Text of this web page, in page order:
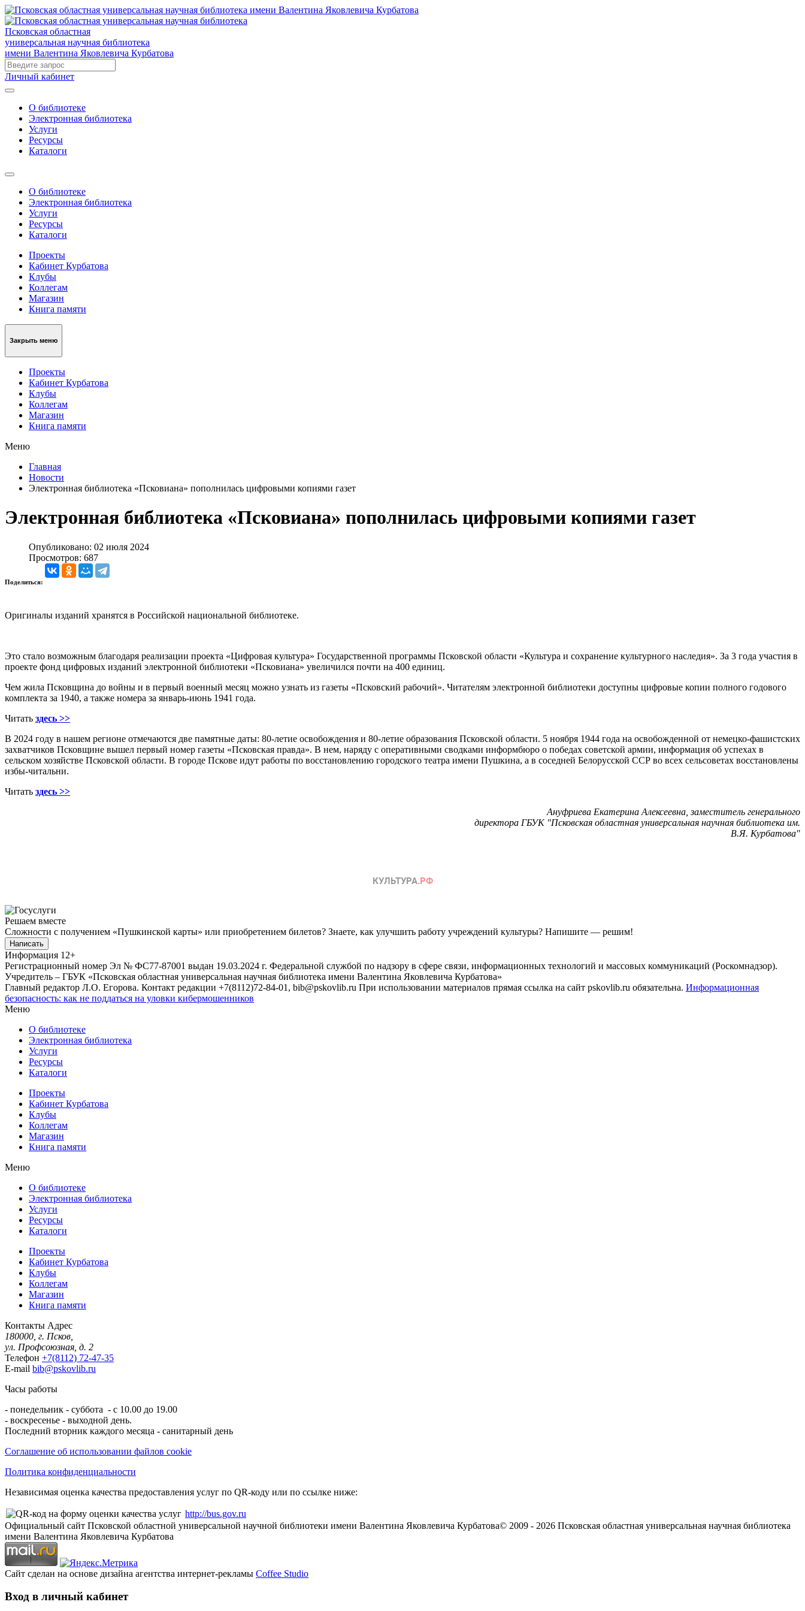
Псковская областная
универсальная научная библиотека
имени Валентина Яковлевича Курбатова
Личный кабинет
О библиотеке
Электронная библиотека
Услуги
Ресурсы
Каталоги
О библиотеке
Электронная библиотека
Услуги
Ресурсы
Каталоги
Проекты
Кабинет Курбатова
Клубы
Коллегам
Магазин
Книга памяти
Закрыть меню
Проекты
Кабинет Курбатова
Клубы
Коллегам
Магазин
Книга памяти
Меню
Главная
Новости
Электронная библиотека «Псковиана» пополнилась цифровыми копиями газет
Электронная библиотека «Псковиана» пополнилась цифровыми копиями газет
Опубликовано: 02 июля 2024
Просмотров: 687
Поделиться:
Оригиналы изданий хранятся в Российской национальной библиотеке.
Это стало возможным благодаря реализации проекта «Цифровая культура» Государственной программы Псковской области «Культура и сохранение культурного наследия». За 3 года участия в
проекте фонд цифровых изданий электронной библиотеки «Псковиана» увеличился почти на 400 единиц.
Чем жила Псковщина до войны и в первый военный месяц можно узнать из газеты «Псковский рабочий». Читателям электронной библиотеки доступны цифровые копии полного годового
комплекта за 1940, а также номера за январь-июнь 1941 года.
Читать здесь >>
В 2024 году в нашем регионе отмечаются две памятные даты: 80-летие освобождения и 80-летие образования Псковской области. 5 ноября 1944 года на освобожденной от немецко-фашистских
захватчиков Псковщине вышел первый номер газеты «Псковская правда». В нем, наряду с оперативными сводками информбюро о победах советской армии, информация об успехах в
сельском хозяйстве Псковской области. В городе Пскове идут работы по восстановлению городского театра имени Пушкина, а в соседней Белорусской ССР во всех сельсоветах восстановлены
избы-читальни.
Читать здесь >>
Ануфриева Екатерина Алексеевна, заместитель генерального
директора ГБУК "Псковская областная универсальная научная библиотека им.
В.Я. Курбатова"
Решаем вместе
Сложности с получением «Пушкинской карты» или приобретением билетов? Знаете, как улучшить работу учреждений культуры? Напишите — решим!
Написать
Информация 12+
Регистрационный номер Эл № ФС77-87001 выдан 19.03.2024 г. Федеральной службой по надзору в сфере связи, информационных технологий и массовых коммуникаций (Роскомнадзор).
Учредитель – ГБУК «Псковская областная универсальная научная библиотека имени Валентина Яковлевича Курбатова»
Главный редактор Л.О. Егорова. Контакт редакции +7(8112)72-84-01, bib@pskovlib.ru При использовании материалов прямая ссылка на сайт pskovlib.ru обязательна. Информационная
безопасность: как не поддаться на уловки кибермошенников
Меню
О библиотеке
Электронная библиотека
Услуги
Ресурсы
Каталоги
Проекты
Кабинет Курбатова
Клубы
Коллегам
Магазин
Книга памяти
Меню
О библиотеке
Электронная библиотека
Услуги
Ресурсы
Каталоги
Проекты
Кабинет Курбатова
Клубы
Коллегам
Магазин
Книга памяти
Контакты Адрес
180000, г. Псков,
ул. Профсоюзная, д. 2
Телефон +7(8112) 72-47-35
E-mail bib@pskovlib.ru
Часы работы
- понедельник - суббота - с 10.00 до 19.00
- воскресенье - выходной день.
Последний вторник каждого месяца - санитарный день
Соглашение об использовании файлов cookie
Политика конфиденциальности
Независимая оценка качества предоставления услуг по QR-коду или по ссылке ниже:
http://bus.gov.ru
Официальный сайт Псковской областной универсальной научной библиотеки имени Валентина Яковлевича Курбатова© 2009 - 2026 Псковская областная универсальная научная библиотека
имени Валентина Яковлевича Курбатова
Сайт сделан на основе дизайна агентства интернет-рекламы Coffee Studio
Вход в личный кабинет